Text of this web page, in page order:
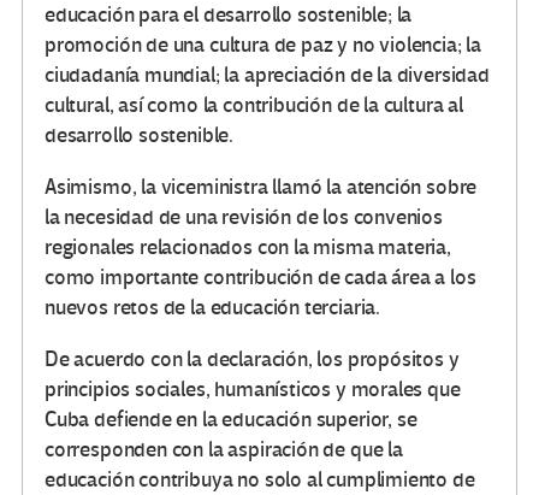
educación para el desarrollo sostenible; la
promoción de una cultura de paz y no violencia; la
ciudadanía mundial; la apreciación de la diversidad
cultural, así como la contribución de la cultura al
desarrollo sostenible.
Asimismo, la viceministra llamó la atención sobre
la necesidad de una revisión de los convenios
regionales relacionados con la misma materia,
como importante contribución de cada área a los
nuevos retos de la educación terciaria.
De acuerdo con la declaración, los propósitos y
principios sociales, humanísticos y morales que
Cuba defiende en la educación superior, se
corresponden con la aspiración de que la
educación contribuya no solo al cumplimiento de